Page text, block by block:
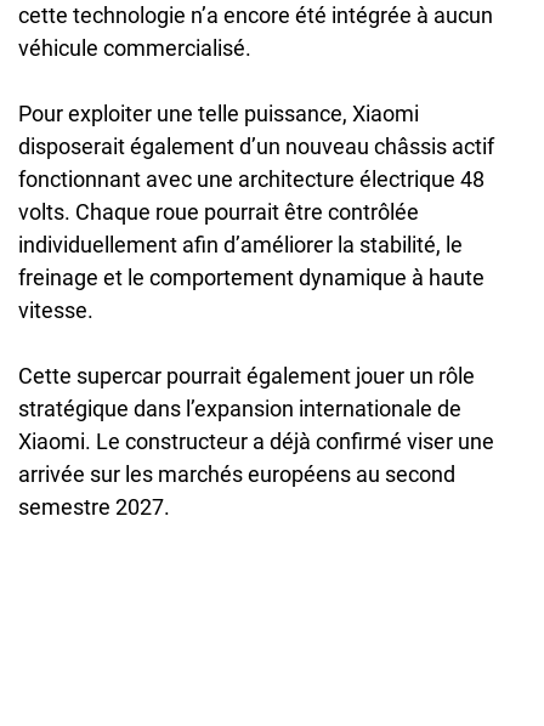
cette technologie n’a encore été intégrée à aucun
véhicule commercialisé.
Pour exploiter une telle puissance, Xiaomi
disposerait également d’un nouveau châssis actif
fonctionnant avec une architecture électrique 48
volts. Chaque roue pourrait être contrôlée
individuellement afin d’améliorer la stabilité, le
freinage et le comportement dynamique à haute
vitesse.
Cette supercar pourrait également jouer un rôle
stratégique dans l’expansion internationale de
Xiaomi. Le constructeur a déjà confirmé viser une
arrivée sur les marchés européens au second
semestre 2027.